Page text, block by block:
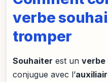
verbe
tromper
Souhaiter est un verbe
conjugue avec l’